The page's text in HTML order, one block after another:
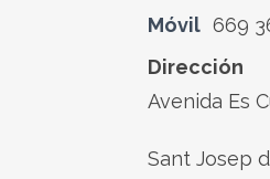
Móvil 669
Dirección
Avenida Es
Sant Josep